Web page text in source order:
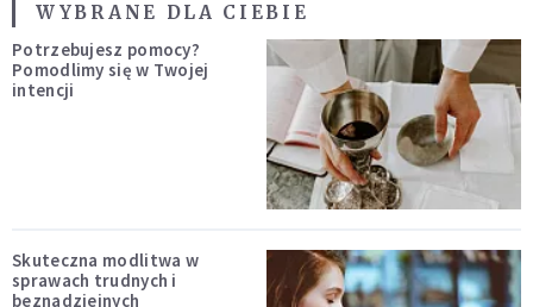
WYBRANE DLA CIEBIE
Potrzebujesz pomocy?
Pomodlimy się w Twojej
intencji
Skuteczna modlitwa w
sprawach trudnych i
beznadziejnych